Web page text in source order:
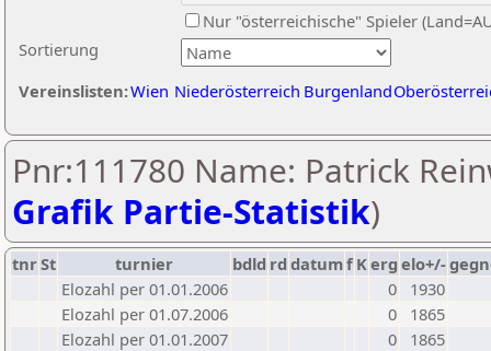
Sortierung
Nur "österreichische" Spieler
Vereinslisten:Wien Niederösterreich Burgenland
Pnr:111780 Name: Patrick
Grafik Partie-Statistik)
tnrSt turnier bdld rd datumf Kerg elo+/-
Elozahl per 01.01.2006
0
1930
Elozahl per 01.07.2006
0
1865
Elozahl per 01.01.2007
0
1865